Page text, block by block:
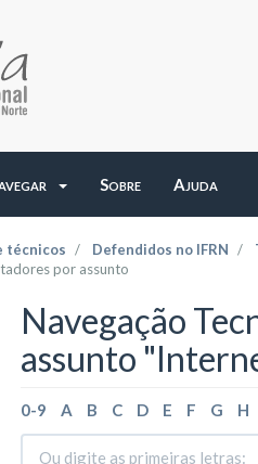
Sobre Ajuda
técnicos Defendidos no IFRN
por assunto
Navegação
assunto
0-9 A B C D E F G H